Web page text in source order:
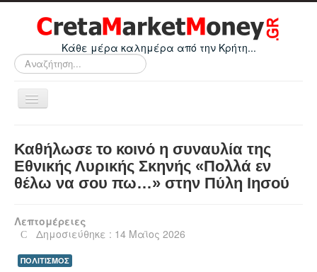
Κάθε μέρα καλημέρα από την Κρήτη...
Αναζήτηση...
Εναλλαγή
πλοήγησης
Οικονομικά
Κρήτη
Ε.Ε.
Κόσμος
Καθήλωσε το κοινό η συναυλία της
Εθνικής Λυρικής Σκηνής «Πολλά εν
θέλω να σου πω…» στην Πύλη Ιησού
Λεπτομέρειες
Δημοσιεύθηκε : 14 Μαϊος 2026
ΠΟΛΙΤΙΣΜΟΣ